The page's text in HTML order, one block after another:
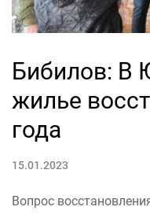
Бибилов: В
жилье
года
15.01.2023
Вопрос